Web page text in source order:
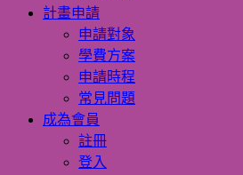
計畫申請
申請對象
學費方案
申請時程
常見問題
成為會員
註冊
登入